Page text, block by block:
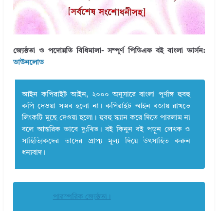
জ্যেষ্ঠতা ও পদোন্নতি বিধিমালা- সম্পূর্ণ পিডিএফ বই বাংলা ভার্সন:
ডাউনলোড
আইন কপিরাইট আইন, ২০০০ অনুসারে বাংলা পূর্ণাঙ্গ হুবহু
কপি দেওয়া সম্ভব হলো না। কপিরাইট আইন বজায় রাখতে
লিংকটি মুছে দেওয়া হলো। হুবহু স্ক্যান করে দিতে পারলাম না
বলে আন্তরিক ভাবে দু:খিত। বই কিনুন বই পড়ুন লেখক ও
সাহিত্যিকদের তাদের প্রাপ্য মূল্য দিয়ে উৎসাহিত করুন
ধন্যবাদ।
পারস্পরিক জ্যেষ্ঠতা।